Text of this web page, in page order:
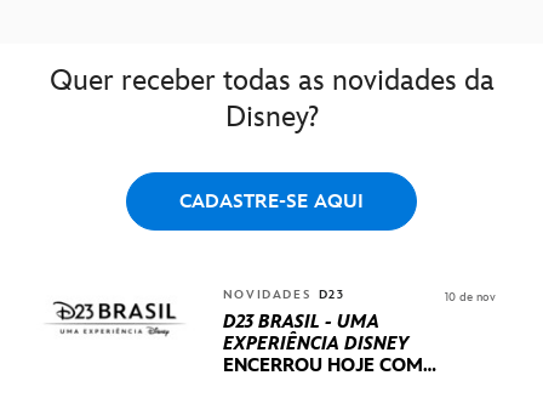
Quer receber todas as novidades da
Disney?
CADASTRE-SE AQUI
NOVIDADES D23
D23 BRASIL - UMA
EXPERIÊNCIA DISNEY
ENCERROU HOJE COM
10 de nov